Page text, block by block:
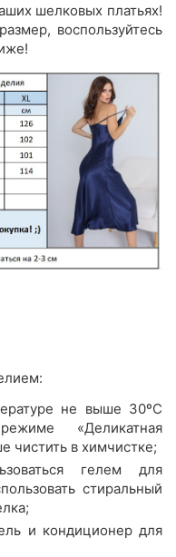
шелковых платьях!
воспользуйтесь
не выше 30ºС
«Деликатная
чистить в химчистке;
гелем для
стиральный
и кондиционер для